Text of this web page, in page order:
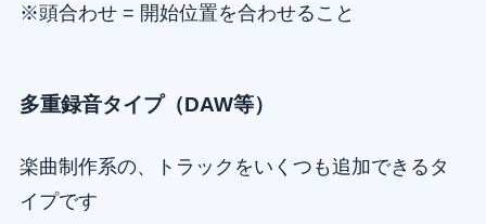
※頭合わせ = 開始位置を合わせること
多重録音タイプ（DAW等）
楽曲制作系の、トラックをいくつも追加できるタ
イプです